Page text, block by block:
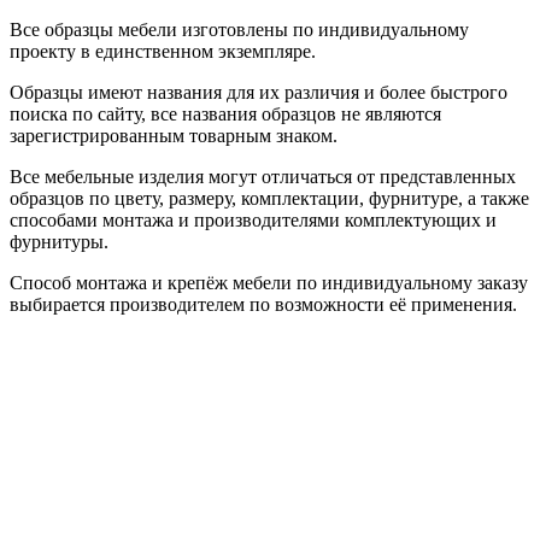
Все образцы мебели изготовлены по индивидуальному
проекту в единственном экземпляре.
Образцы имеют названия для их различия и более быстрого
поиска по сайту, все названия образцов не являются
зарегистрированным товарным знаком.
Все мебельные изделия могут отличаться от представленных
образцов по цвету, размеру, комплектации, фурнитуре, а также
способами монтажа и производителями комплектующих и
фурнитуры.
Способ монтажа и крепёж мебели по индивидуальному заказу
выбирается производителем по возможности её применения.